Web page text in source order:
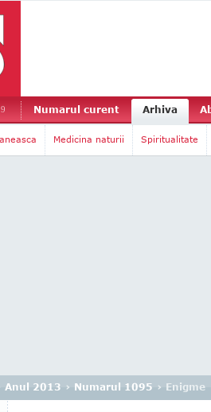
Numarul curent Arhiva
Medicina naturii Spiritualitate
Anul 2013 › Numarul 1095 › Enigme